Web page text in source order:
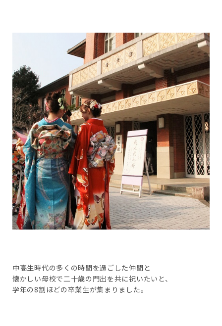
中高生時代の多くの時間を過ごした仲間と
懐かしい母校で二十歳の門出を共に祝いたいと、
学年の8割ほどの卒業生が集まりました。